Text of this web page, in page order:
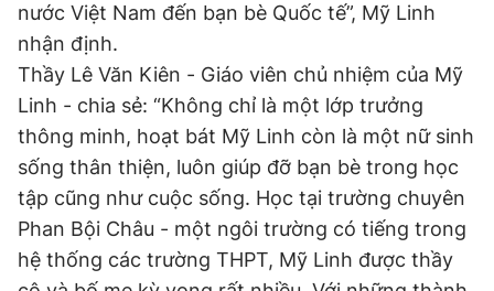
nước Việt Nam đến bạn bè Quốc tế”, Mỹ Linh
nhận định.
Thầy Lê Văn Kiên - Giáo viên chủ nhiệm của Mỹ
Linh - chia sẻ: “Không chỉ là một lớp trưởng
thông minh, hoạt bát Mỹ Linh còn là một nữ sinh
sống thân thiện, luôn giúp đỡ bạn bè trong học
tập cũng như cuộc sống. Học tại trường chuyên
Phan Bội Châu - một ngôi trường có tiếng trong
hệ thống các trường THPT, Mỹ Linh được thầy